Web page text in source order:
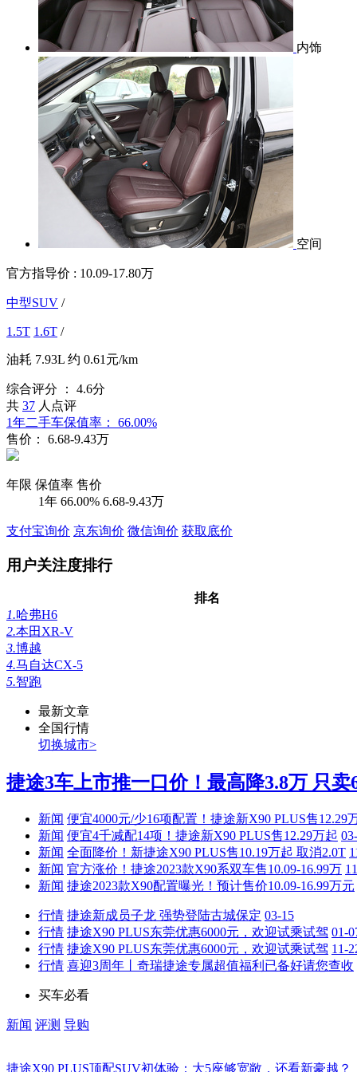
内饰
空间
官方指导价 : 10.09-17.80万
中型SUV /
1.5T 1.6T /
油耗 7.93L 约 0.61元/km
综合评分 ：
4.6分
共 37 人点评
1年二手车保值率：
66.00%
售价：
6.68-9.43万
年限 保值率 售价
1年 66.00% 6.68-9.43万
支付宝询价 京东询价 微信询价 获取底价
用户关注度排行
排名
1.哈弗H6
2.本田XR-V
3.博越
4.马自达CX-5
5.智跑
最新文章
全国行情
切换城市>
捷途3车上市推一口价！最高降3.8万 只卖
新闻 便宜4000元/少16项配置！捷途新X90 PLUS售12.29
新闻 便宜4千减配14项！捷途新X90 PLUS售12.29万起
新闻 全面降价！新捷途X90 PLUS售10.19万起 取消2.0T
新闻 官方涨价！捷途2023款X90系双车售10.09-16.99万
新闻 捷途2023款X90配置曝光！预计售价10.09-16.99万元
行情 捷途新成员子龙 强势登陆古城保定 03-15
行情 捷途X90 PLUS东莞优惠6000元，欢迎试乘试驾 01-
行情 捷途X90 PLUS东莞优惠6000元，欢迎试乘试驾 11-
行情 喜迎3周年丨奇瑞捷途专属超值福利已备好请您查收
买车必看
新闻 评测 导购
捷途X90 PLUS顶配SUV初体验：大5座够宽敞，还看新豪越？